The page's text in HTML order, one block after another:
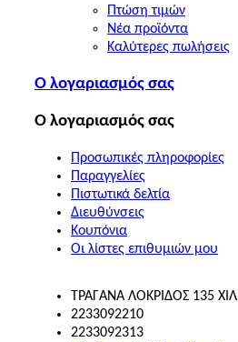
Πτώση τιμών
Νέα προϊόντα
Καλύτερες πωλήσεις
O λογαριασμός σας
O λογαριασμός σας
Προσωπικές πληροφορίες
Παραγγελίες
Πιστωτικά δελτία
Διευθύνσεις
Κουπόνια
Οι λίστες επιθυμιών μου
ΤΡΑΓΑΝΑ ΛΟΚΡΙΔΟΣ 135
2233092210
2233092313